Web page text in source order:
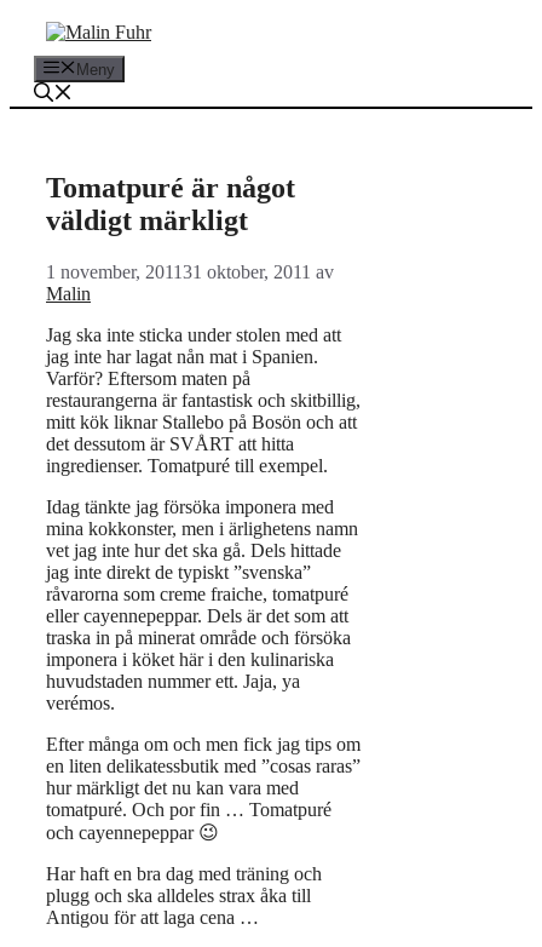
Hoppa
innehåll Meny
Tomatpuré är något
väldigt märkligt
1 november, 201131 oktober, 2011 av
Malin
Jag ska inte sticka under stolen med att
jag inte har lagat nån mat i Spanien.
Varför? Eftersom maten på
restaurangerna är fantastisk och skitbillig,
mitt kök liknar Stallebo på Bosön och att
det dessutom är SVÅRT att hitta
ingredienser. Tomatpuré till exempel.
Idag tänkte jag försöka imponera med
mina kokkonster, men i ärlighetens namn
vet jag inte hur det ska gå. Dels hittade
jag inte direkt de typiskt ”svenska”
råvarorna som creme fraiche, tomatpuré
eller cayennepeppar. Dels är det som att
traska in på minerat område och försöka
imponera i köket här i den kulinariska
huvudstaden nummer ett. Jaja, ya
verémos.
Efter många om och men fick jag tips om
en liten delikatessbutik med ”cosas raras”
hur märkligt det nu kan vara med
tomatpuré. Och por fin … Tomatpuré
och cayennepeppar 😉
Har haft en bra dag med träning och
plugg och ska alldeles strax åka till
Antigou för att laga cena …